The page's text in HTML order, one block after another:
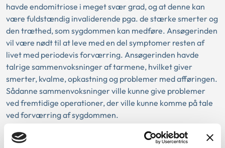
havde endomitriose i meget svær grad, og at denne kan
være fuldstændig invaliderende pga. de stærke smerter og
den træthed, som sygdommen kan medføre. Ansøgerinden
vil være nødt til at leve med en del symptomer resten af
livet med periodevis forværring. Ansøgerinden havde
talrige sammenvoksninger af tarmene, hvilket giver
smerter, kvalme, opkastning og problemer med afføringen.
Sådanne sammenvoksninger ville kunne give problemer
ved fremtidige operationer, der ville kunne komme på tale
ved forværring af sygdommen.
Nævnet redegjorde endvidere for, at der generelt ved